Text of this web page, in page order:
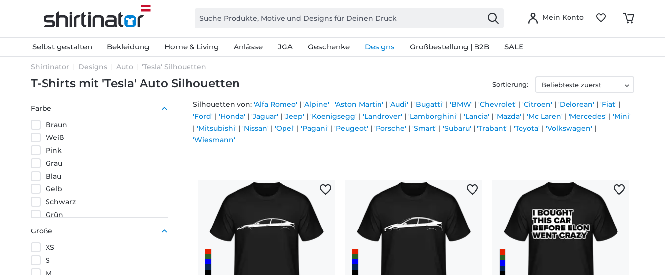
Mein Konto
Selbst gestalten Bekleidung Home & Living Anlässe JGA Geschenke Designs Großbestellung | B2B SALE
Shirtinator Designs Auto 'Tesla' Silhouetten
T-Shirts mit 'Tesla' Auto Silhouetten
Farbe
Braun
Weiß
Pink
Grau
Blau
Gelb
Schwarz
Grün
Rot
Größe
XS
S
M
Silhouetten von: 'Alfa Romeo' | 'Alpine' | 'Aston Martin' | 'Audi' | 'Bugatti' | 'BMW' | 'Chevrolet' | 'Citroen' | 'Delorean' | 'Fiat' |
'Ford' | 'Honda' | 'Jaguar' | 'Jeep' | 'Koenigsegg' | 'Landrover' | 'Lamborghini' | 'Lancia' | 'Mazda' | 'Mc Laren' | 'Mercedes' | 'Mini'
| 'Mitsubishi' | 'Nissan' | 'Opel' | 'Pagani' | 'Peugeot' | 'Porsche' | 'Smart' | 'Subaru' | 'Trabant' | 'Toyota' | 'Volkswagen' |
'Wiesmann'
Sortierung: